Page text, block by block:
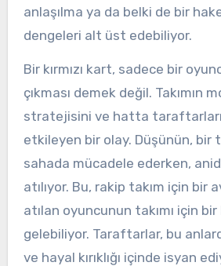
anlaşılma ya da belki de bir
dengeleri alt üst edebiliyor.
Bir kırmızı kart, sadece bir
çıkması demek değil. Takımın
stratejisini ve hatta
etkileyen bir olay. Düşünün, bir
sahada mücadele ederken,
atılıyor. Bu, rakip takım için bir
atılan oyuncunun takımı için
gelebiliyor. Taraftarlar, bu
ve hayal kırıklığı içinde isyan